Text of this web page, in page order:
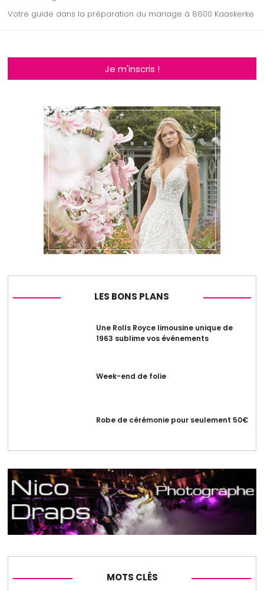
Votre guide dans la préparation du mariage à 8600 Kaaskerke
Je m'inscris !
LES BONS PLANS
Une Rolls Royce limousine unique de
1963 sublime vos événements
Week-end de folie
Robe de cérémonie pour seulement 50€
MOTS CLÉS